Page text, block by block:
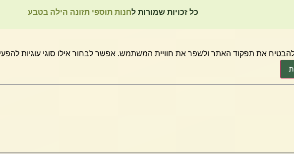
כל זכויות שמורות לחנות תוספי תזונה הילה בטבע
את תפקוד האתר ולשפר את חוויית המשתמש. אפשר לבחור אילו סוגי עוגיות